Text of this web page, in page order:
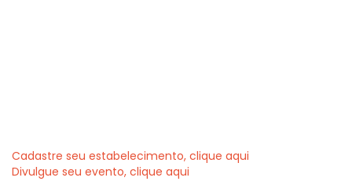
Cadastre seu estabelecimento, clique aqui
Divulgue seu evento, clique aqui